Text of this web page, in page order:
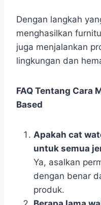
Dengan langkah
menghasilkan
juga menjalankan
lingkungan dan
FAQ Tentang Cara
Based
Apakah cat
untuk semua
Ya, asalkan
dengan benar
produk.